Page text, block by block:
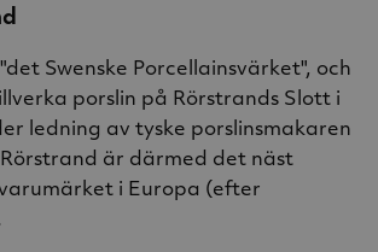
Swenske Porcellainsvärket", och
porslin på Rörstrands Slott i
ledning av tyske porslinsmakaren
är därmed det näst
i Europa (efter